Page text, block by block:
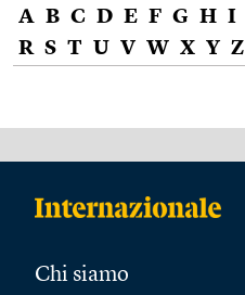
A B C D E F G H I
R S T U V W X Y Z
Chi siamo